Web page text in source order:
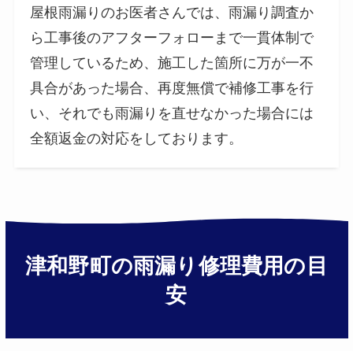
屋根雨漏りのお医者さんでは、雨漏り調査か
ら工事後のアフターフォローまで一貫体制で
管理しているため、施工した箇所に万が一不
具合があった場合、再度無償で補修工事を行
い、それでも雨漏りを直せなかった場合には
全額返金の対応をしております。
津和野町の雨漏り修理費用の目
安